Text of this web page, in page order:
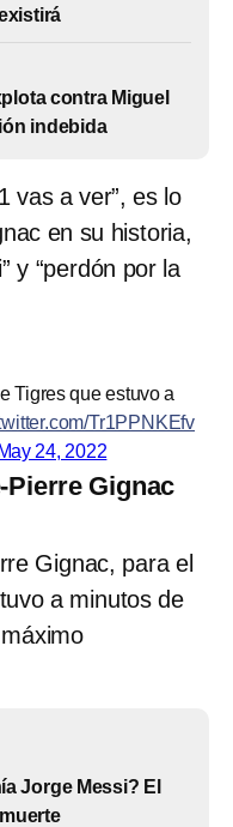
contra Miguel
indebida
vas a ver”, es lo
en su historia,
y “perdón por la
Tigres que estuvo a
Tr1PPNKEfv
May 24, 2022
Pierre Gignac
Gignac, para el
a minutos de
Jorge Messi? El